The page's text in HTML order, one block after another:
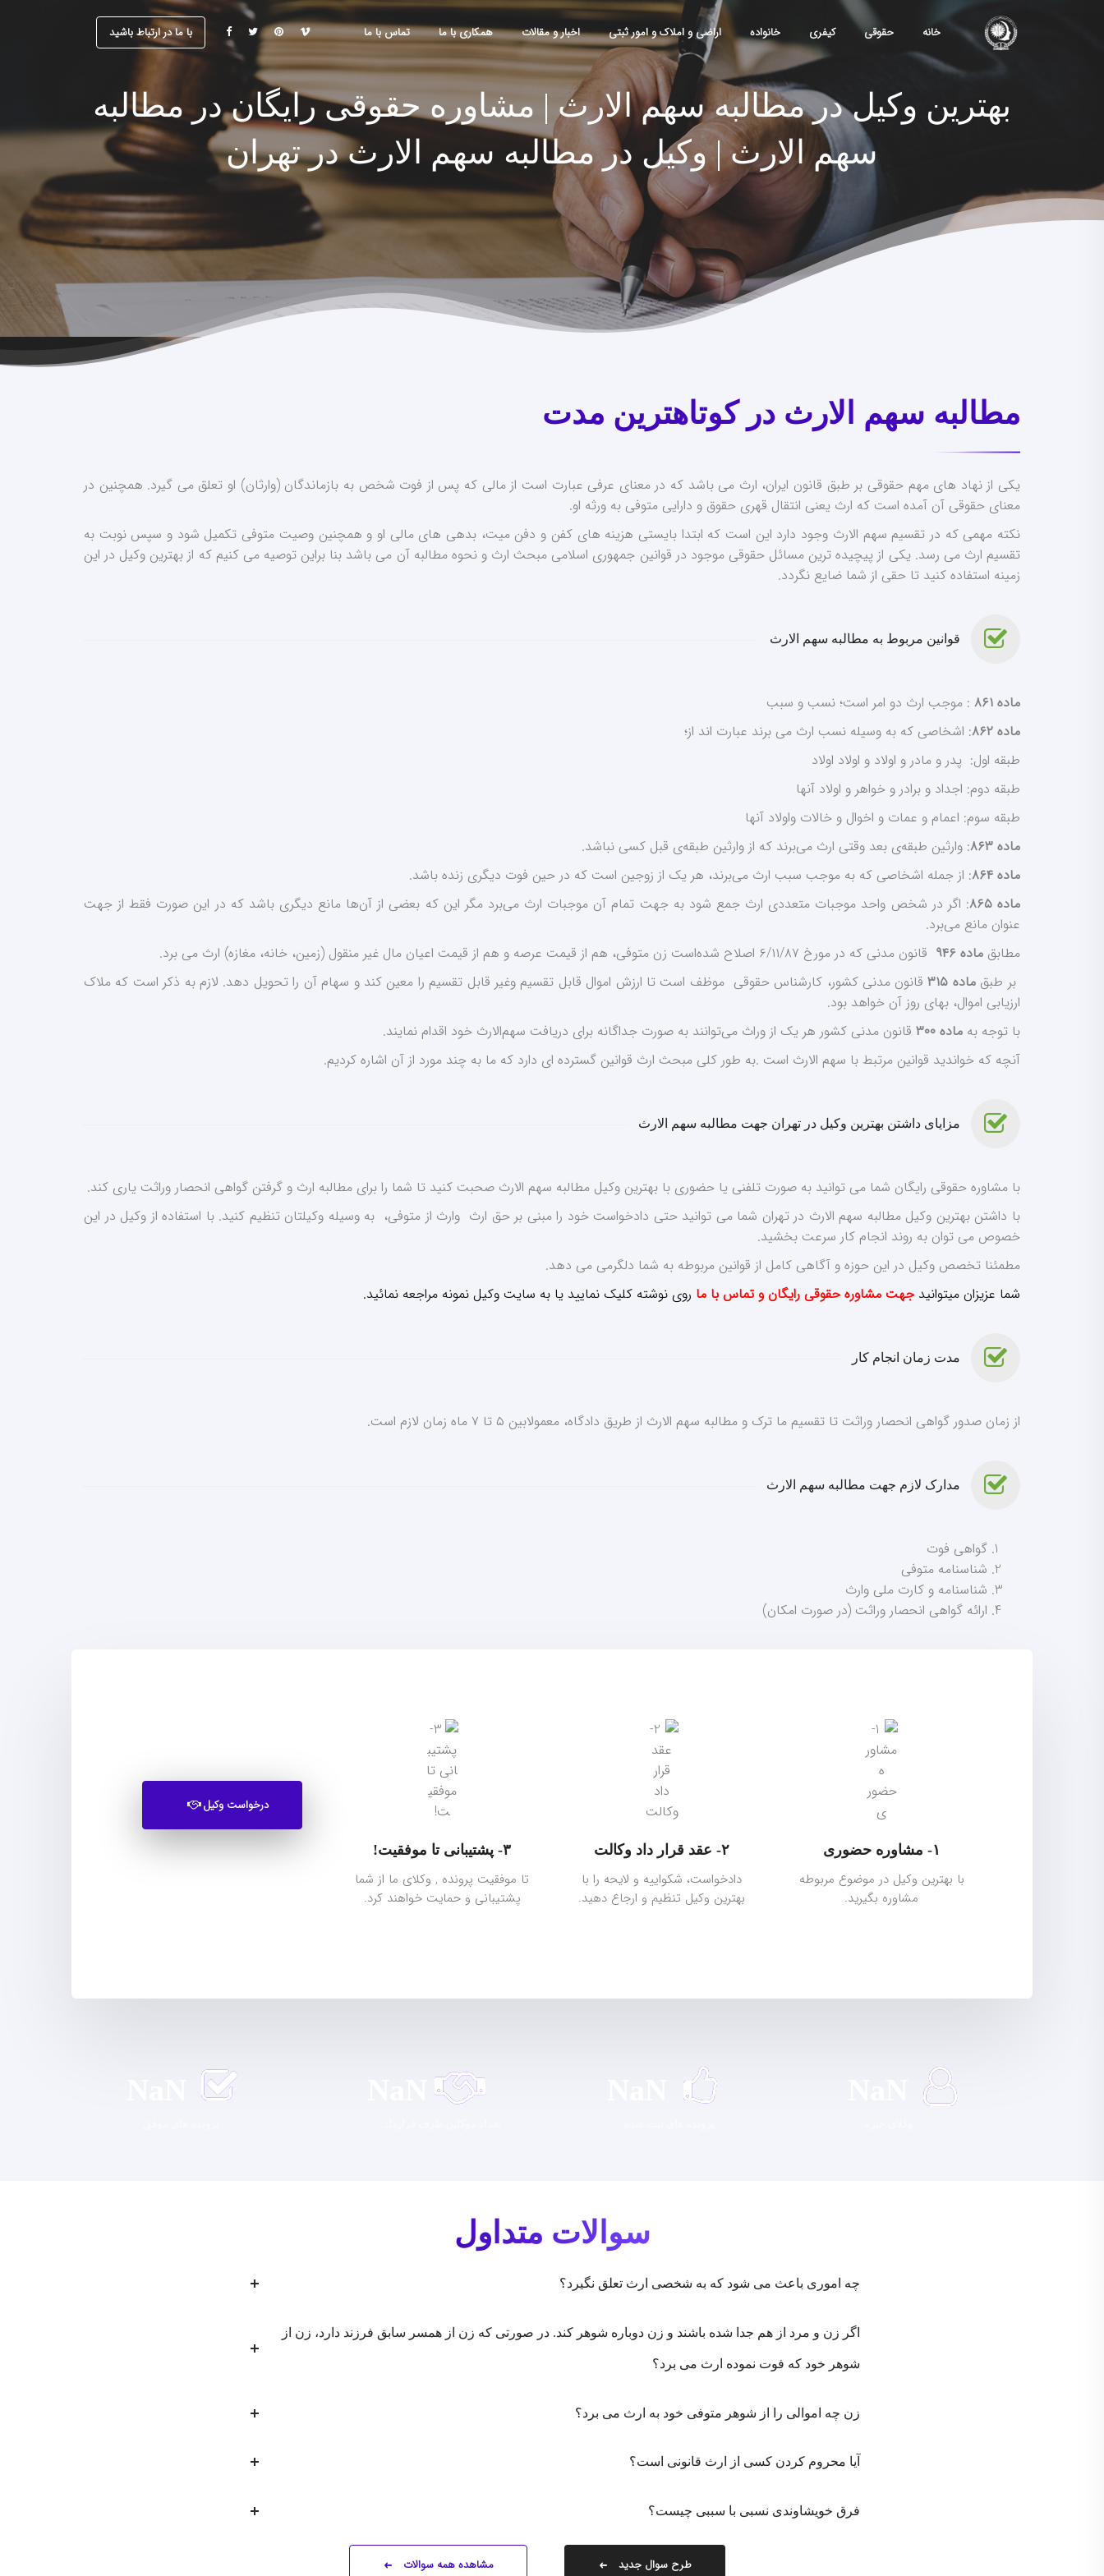
با ما در ارتباط باشید خانه حقوقی کیفری خانواده اراضی و املاک و امور ثبتی اخبار و مقالات همکاری با ما تماس با ما
بهترین وکیل در مطالبه سهم الارث | مشاوره حقوقی رایگان در مطالبه
سهم الارث | وکیل در مطالبه سهم الارث در تهران
مطالبه سهم الارث در کوتاهترین مدت
یکی از نهاد های مهم حقوقی بر طبق قانون ایران، ارث می باشد که در معنای عرفی عبارت است از مالی که پس از فوت شخص به بازماندگان (وارثان) او تعلق می گیرد. همچنین در
معنای حقوقی آن آمده است که ارث یعنی انتقال قهری حقوق و دارایی متوفی به ورثه او.
نکته مهمی که در تقسیم سهم الارث وجود دارد این است که ابتدا بایستی هزینه های کفن و دفن میت، بدهی های مالی او و همچنین وصیت متوفی تکمیل شود و سپس نوبت به
تقسیم ارث می رسد. یکی از پیچیده ترین مسائل حقوقی موجود در قوانین جمهوری اسلامی مبحث ارث و نحوه مطالبه آن می باشد بنا براین توصیه می کنیم که از بهترین وکیل در این
زمینه استفاده کنید تا حقی از شما ضایع نگردد.
قوانین مربوط به مطالبه سهم الارث
ماده ۸۶۱
: موجب ارث دو امر است؛ نسب و سبب
ماده ۸۶۲
: اشخاصی که به وسیله نسب ارث می برند عبارت اند از؛
طبقه اول: پدر و مادر و اولاد و اولاد اولاد
طبقه دوم: اجداد و برادر و خواهر و اولاد آنها
طبقه سوم: اعمام و عمات و اخوال و خالات واولاد آنها
ماده ۸۶۳
: وارثین طبقه‌ی بعد وقتی ارث می‌برند که از وارثین طبقه‌ی قبل کسی نباشد.
ماده ۸۶۴
: از جمله اشخاصی که به موجب سبب ارث می‌برند، هر یک از زوجین است که در حین فوت دیگری زنده باشد.
ماده ۸۶۵
: اگر در شخص واحد موجبات متعددی ارث جمع شود به جهت تمام آن موجبات ارث می‌برد مگر این که بعضی از آن‌ها مانع دیگری باشد که در این صورت فقط از جهت
عنوان مانع می‌برد.
مطابق ماده ۹۴۶
قانون مدنی که در مورخ ۶/۱۱/۸۷ اصلاح شده‌است زن متوفی، هم از قیمت عرصه و هم از قیمت اعیان مال غیر منقول (زمین، خانه، مغازه) ارث می برد.
بر طبقماده ۳۱۵
قانون مدنی کشور، کارشناس حقوقی موظف است تا ارزش اموال قابل تقسیم وغیر قابل تقسیم را معین کند و سهام آن را تحویل دهد. لازم به ذکر است که ملاک
ارزیابی اموال، بهای روز آن خواهد بود.
با توجه به ماده ۳۰۰
قانون مدنی کشور هر یک از وراث می‌توانند به صورت جداگانه برای دریافت ‌سهم‌الارث خود اقدام نمایند.
آنچه که خواندید قوانین مرتبط با سهم الارث است .به طور کلی مبحث ارث قوانین گسترده ای دارد که ما به چند مورد از آن اشاره کردیم.
مزایای داشتن بهترین وکیل در تهران جهت مطالبه سهم الارث
با مشاوره حقوقی رایگان شما می توانید به صورت تلفنی یا حضوری با بهترین وکیل مطالبه سهم الارث صحبت کنید تا شما را برای مطالبه ارث و گرفتن گواهی انحصار وراثت یاری کند.
با داشتن بهترین وکیل مطالبه سهم الارث در تهران شما می توانید حتی دادخواست خود را مبنی بر حق ارث وارث از متوفی، به وسیله وکیلتان تنظیم کنید. با استفاده از وکیل در این
خصوص می توان به روند انجام کار سرعت بخشید.
مطمئنا تخصص وکیل در این حوزه و آگاهی کامل از قوانین مربوطه به شما دلگرمی می دهد.
شما عزیزان میتوانید جهت مشاوره حقوقی رایگان و تماس با ما روی نوشته کلیک نمایید یا به سایت وکیل نمونه مراجعه نمائید.
مدت زمان انجام کار
از زمان صدور گواهی انحصار وراثت تا تقسیم ما ترک و مطالبه سهم الارث از طریق دادگاه، معمولابین ۵ تا ۷ ماه زمان لازم است.
مدارک لازم جهت مطالبه سهم الارث
گواهی فوت
شناسنامه متوفی
شناسنامه و کارت ملی وارث
ارائه گواهی انحصار وراثت (در صورت امکان)
درخواست وکیل
۳- پشتیبانی تا موفقیت!
تا موفقیت پرونده , وکلای ما از شما
پشتیبانی و حمایت خواهند کرد.
۲- عقد قرار داد وکالت
دادخواست، شکواییه و لایحه را با
بهترین وکیل تنظیم و ارجاع دهید.
۱- مشاوره حضوری
با بهترین وکیل در موضوع مربوطه
مشاوره بگیرید.
سوالات متداول
چه اموری باعث می شود که به شخصی ارث تعلق نگیرد؟
اگر زن و مرد از هم جدا شده باشند و زن دوباره شوهر کند. در صورتی که زن از همسر سابق فرزند دارد، زن از
شوهر خود که فوت نموده ارث می برد؟
زن چه اموالی را از شوهر متوفی خود به ارث می برد؟
آیا محروم کردن کسی از ارث قانونی است؟
فرق خویشاوندی نسبی با سببی چیست؟
مشاهده همه سوالات طرح سوال جدید